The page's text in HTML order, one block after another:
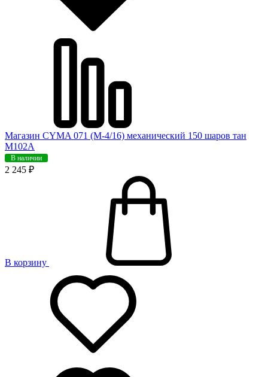
Магазин CYMA 071 (М-4/16) механический 150 шаров тан
M102A
В наличии
2 245 ₽
В корзину